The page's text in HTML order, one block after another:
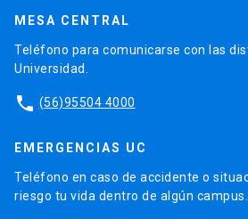
MESA CENTRAL
Teléfono para comunicarse con las
Universidad.
phone (56)95504 4000
EMERGENCIAS UC
Teléfono en caso de accidente o
riesgo tu vida dentro de algún campus.